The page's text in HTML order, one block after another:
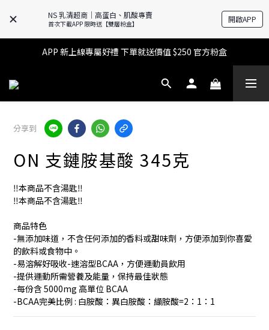
NS 乳清超商｜高蛋白、肌酸專賣
首次下載APP 限時送【雙層粉盒】 開啟APP
🔥滿$599【超商取貨免運】下單再送2%購物金+點數‼️
🔥滿$599【超商取貨免運】下單再送2%購物金+點數‼️
APP 新上線專屬好禮 下單就送價值 $250 官方粉盒
👉 乳清超商保障｜7 天鑑賞・免費退換貨
分享到
ON 支鏈胺基酸 345克
‼️本商品不含湯匙‼️
‼️本商品不含湯匙‼️
商品特色
-無添加味道，不含任何添加的香料或甜味劑，方便添加到你喜愛
的飲料或食物中。
-易溶解好吸收-速溶型BCAA，方便運動員飲用
-提供運動所需營養及能量，保持最佳狀態
-每份含 5000mg 高單位 BCAA
-BCAA完美比例 : 白胺酸：異白胺酸：纈胺酸=2：1：1